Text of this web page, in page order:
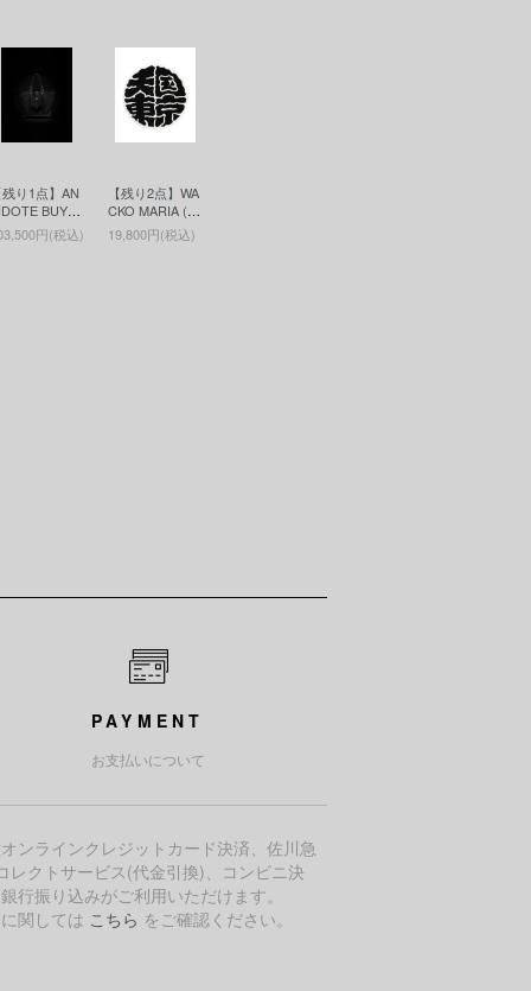
り1点】AN
BUYE
CLUB(アン
ートバイヤ
円(税込)
【残り2点】WA
CKO MARIA (ワ
コマリア) RUG
(ラグマット) W
19,800円(税込)
PAYMENT
お支払いについて
ンラインクレジットカード決済、佐川急
レクトサービス(代金引換)、コンビニ決
行振り込みがご利用いただけます。
関しては こちら をご確認ください。